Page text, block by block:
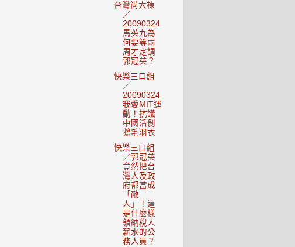
台灣尚大棟
／
20090324
馬英九為
何要等兩
周才定調
郭冠英？
快樂三口組
／
20090324
我愛MIT運
動！抗議
中國活剝
鵝毛羽衣
快樂三口組
／郭冠英
竟然把台
灣人及政
府都當成
「敵
人」！這
是什麼樣
領納稅人
薪水的公
務人員？